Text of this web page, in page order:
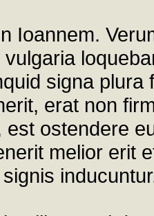
Ioannem.
signa
erat non
est ostendere
melior erit